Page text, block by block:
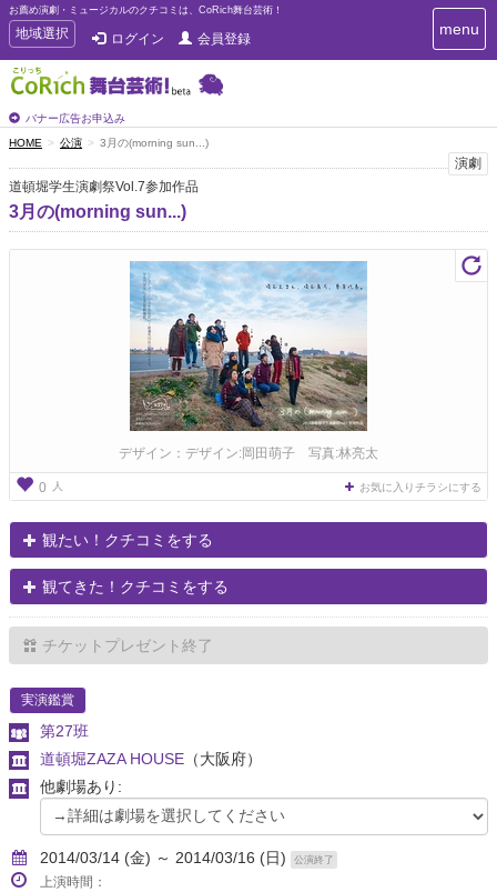
お薦め演劇・ミュージカルのクチコミは、CoRich舞台芸術！
T
o
g
g
e
n
a
v
i
g
地域選択 ログイン 会員登録
バナー広告お申込み
T
o
i
g
menu
HOME 公演 3月の(morning sun...)
演劇
道頓堀学生演劇祭Vol.7参加作品
3月の(morning sun...)
デザイン：デザイン:岡田萌子 写真:林亮太
0 人 お気に入りチラシにする
観たい！クチコミをする
観てきた！クチコミをする
チケットプレゼント終了
実演鑑賞
第27班
道頓堀ZAZA HOUSE （大阪府）
他劇場あり:
2014/03/14 (金) ～ 2014/03/16 (日) 公演終了
上演時間：